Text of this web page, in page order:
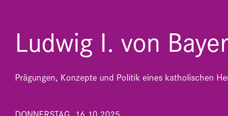
Ludwig I. von
Prägungen, Konzepte und Politik eines katholischen